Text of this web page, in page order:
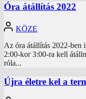
Óra átállítás 2022
KÖZE
Az óra átállítás 2022-ben
2:00-kor 3:00-ra kell
róla...
Újra életre kel a